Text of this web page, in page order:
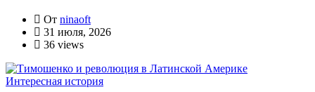
От ninaoft
31 июля, 2026
36 views
Интересная история